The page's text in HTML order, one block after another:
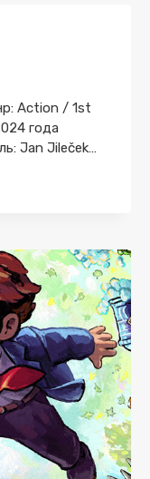
Action / 1st
года
Jan Jileček…